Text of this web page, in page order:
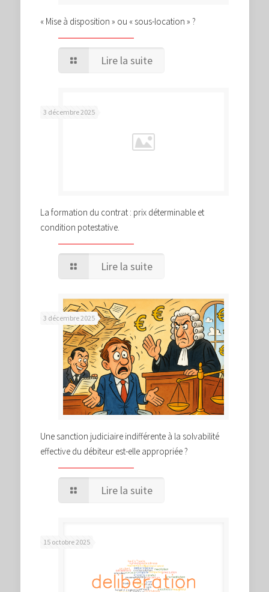
« Mise à disposition » ou « sous-location » ?
Lire la suite
3 décembre 2025
La formation du contrat : prix déterminable et
condition potestative.
Lire la suite
3 décembre 2025
Une sanction judiciaire indifférente à la solvabilité
effective du débiteur est-elle appropriée ?
Lire la suite
15 octobre 2025